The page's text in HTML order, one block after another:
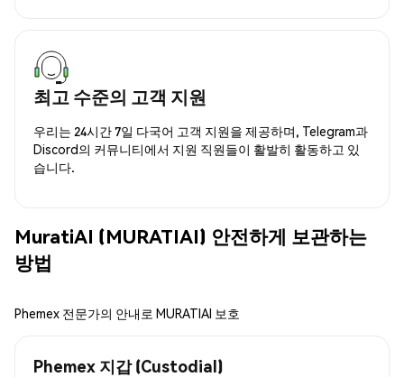
최고 수준의 고객 지원
우리는 24시간 7일 다국어 고객 지원을 제공하며, Telegram과
Discord의 커뮤니티에서 지원 직원들이 활발히 활동하고 있
습니다.
MuratiAI (MURATIAI) 안전하게 보관하는
방법
Phemex 전문가의 안내로 MURATIAI 보호
Phemex 지갑 (Custodial)